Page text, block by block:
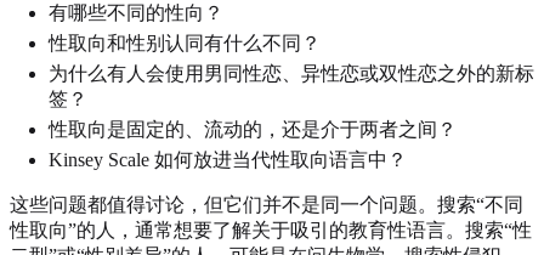
有哪些不同的性向？
性取向和性别认同有什么不同？
为什么有人会使用男同性恋、异性恋或双性恋之外的新标
签？
性取向是固定的、流动的，还是介于两者之间？
Kinsey Scale 如何放进当代性取向语言中？
这些问题都值得讨论，但它们并不是同一个问题。搜索“不同
性取向”的人，通常想要了解关于吸引的教育性语言。搜索“性